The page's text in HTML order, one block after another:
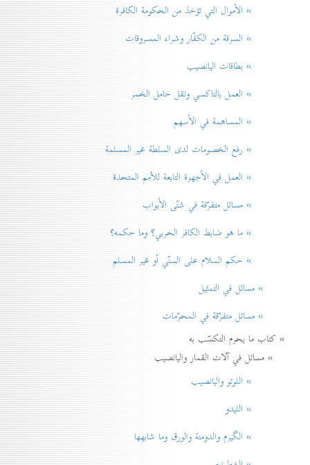
» الأموال التي تؤخذ من الحكومة الكافرة
» السرقة من الكفّار وشراء المسروقات
» بطاقات اليانصيب
» العمل بالتاكسي ونقل حامل الخمر
» المساهمة في الأسهم
» رفع الخصومات لدی السلطة غير المسلمة
» العمل في الأجهزة التابعة للاُمم المتحدة
» مسائل متفرّقة في شتّی الأبواب
» ما هو ضابط الكافر الحربي؟ وما حكمه؟
» حكم السلام علی السنّي أو غير المسلم
» مسائل في التمثيل
» مسائل متفرّقة في المحرّمات
» كتاب ما يحرم التكسّب به
» مسائل في آلات القمار واليانصيب
» اللوتو واليانصيب
» الليدو
» الگيرم والدومنة والورق وما شابهها